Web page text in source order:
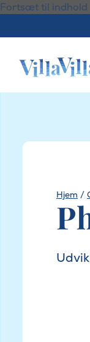
Fortsæt til indhold
Hjem /